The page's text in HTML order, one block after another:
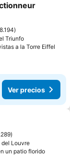
8.194
Triunfo
a la Torre Eiffel
Ver precios
del Louvre
un patio floridoVer